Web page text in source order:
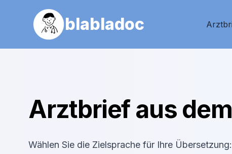
blabladoc
Arztbrief aus dem
Wählen Sie die Zielsprache für Ihre Übersetzung: